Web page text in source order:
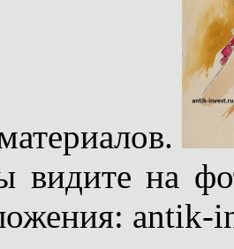
видите на
antik-